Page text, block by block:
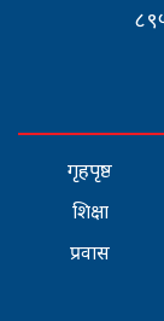
गृहपृष्ठ
शिक्षा
प्रवास